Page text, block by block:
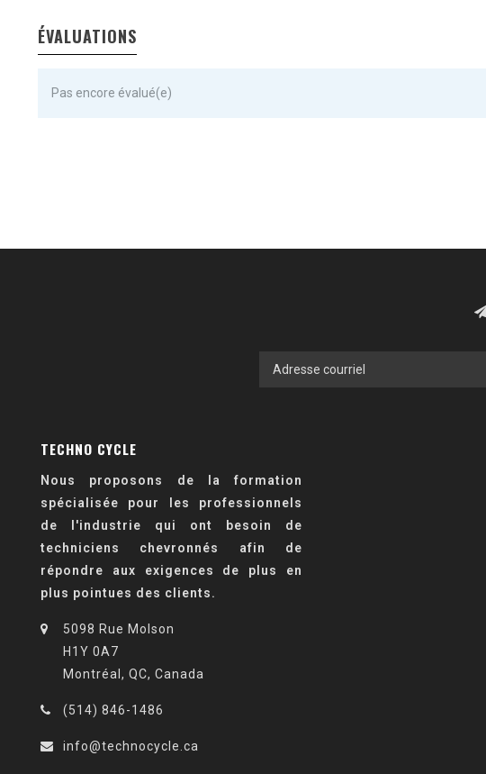
ÉVALUATIONS
Pas encore évalué(e)
TECHNO CYCLE
Nous proposons de la formation
spécialisée pour les professionnels
de l'industrie qui ont besoin de
techniciens chevronnés afin de
répondre aux exigences de plus en
plus pointues des clients.
5098 Rue Molson
H1Y 0A7
Montréal, QC, Canada
(514) 846-1486
info@technocycle.ca